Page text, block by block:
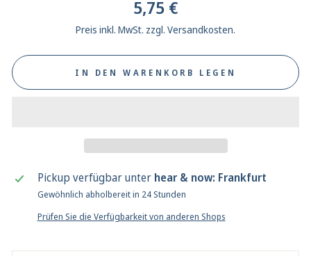
Preis
5,75 €
Preis inkl. MwSt. zzgl. Versandkosten.
IN DEN WARENKORB LEGEN
Pickup verfügbar unter hear & now: Frankfurt
Gewöhnlich abholbereit in 24 Stunden
Prüfen Sie die Verfügbarkeit von anderen Shops